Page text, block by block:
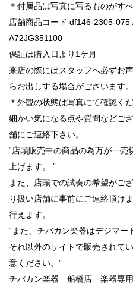
＊付属品は写真に写るものがすべ
店舗商品コード df146-2305-
A72JG351100
保証は購入日より1ケ月
来店の際にはスタッフへ必ずお
らお出しする場合がございます。
＊外観の状態は写真にて確認くだ
細かい気になる点や質問などご
舗にご連絡下さい。
“店頭販売中の商品の為万が一売
上げます。 ”
また、店頭での試奏の希望がご
り扱い店舗に事前にご連絡頂け
行えます。
“また、チバカン楽器はデジマ
それ以外のサイトで販売されて
意ください。”
チバカン楽器 船橋店 楽器専用